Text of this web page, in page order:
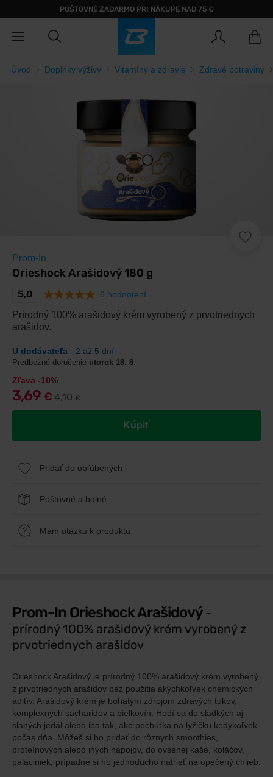
POŠTOVNÉ ZADARMO PRI NÁKUPE NAD 75 €
Úvod Doplnky výživy Vitamíny a zdravie Zdravé potraviny
Prom-In
Orieshock Arašidový 180 g
5,0 6 hodnotení
Prírodný 100% arašidový krém vyrobený z prvotriednych
arašidov.
U dodávateľa - 2 až 5 dní
Predbežné doručenie utorok 18. 8.
Zľava -10%
3,69 € 4,10€
Kúpiť
Pridať do obľúbených
Poštovné a balné
Mám otázku k produktu
Prom-In Orieshock Arašidový -
prírodný 100% arašidový krém vyrobený z
prvotriednych arašidov
Orieshock Arašidový je prírodný 100% arašidový krém vyrobený
z prvotriednych arašidov bez použitia akýchkoľvek chemických
aditív. Arašidový krém je bohatým zdrojom zdravých tukov,
komplexných sacharidov a bielkovín. Hodí sa do sladkých aj
slaných jedál alebo iba tak, ako pochúťka na lyžičku kedykoľvek
počas dňa. Môžeš si ho pridať do rôznych smoothies,
proteínových alebo iných nápojov, do ovsenej kaše, koláčov,
palaciniek, prípadne si ho jednoducho natrieť na opečený chlieb.